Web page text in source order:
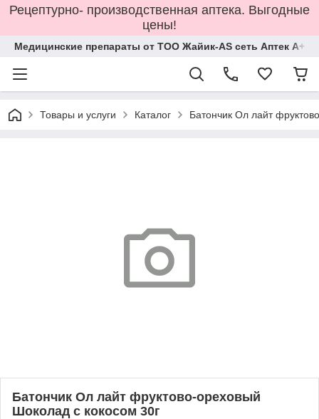
Рецептурно- производственная аптека. Выгодные
цены!
Медицинские препараты от ТОО Жайик-AS сеть Аптек А+
Товары и услуги Каталог Батончик Ол лайт
Батончик Ол лайт фруктово-ореховый
Шоколад с кокосом 30г